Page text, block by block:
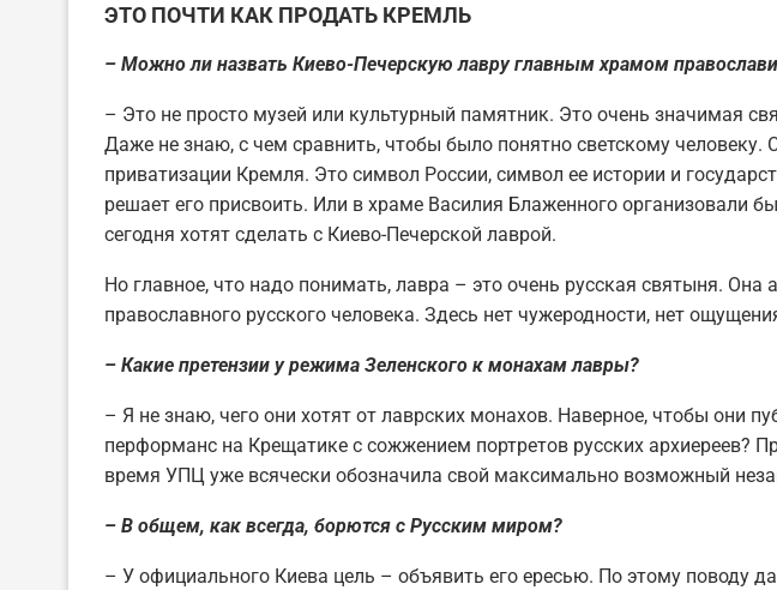
ЭТО ПОЧТИ КАК ПРОДАТЬ КРЕМЛЬ
– Можно ли назвать Киево-Печерскую лавру главным храмом
– Это не просто музей или культурный памятник. Это очень значимая
Даже не знаю, с чем сравнить, чтобы было понятно светскому
приватизации Кремля. Это символ России, символ ее истории и
решает его присвоить. Или в храме Василия Блаженного организовали
сегодня хотят сделать с Киево-Печерской лаврой.
Но главное, что надо понимать, лавра – это очень русская святыня.
православного русского человека. Здесь нет чужеродности, нет
– Какие претензии у режима Зеленского к монахам лавры?
– Я не знаю, чего они хотят от лаврских монахов. Наверное, чтобы они
перформанс на Крещатике с сожжением портретов русских архиереев?
время УПЦ уже всячески обозначила свой максимально возможный
– В общем, как всегда, борются с Русским миром?
– У официального Киева цель – объявить его ересью. По этому поводу